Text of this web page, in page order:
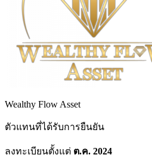
Wealthy Flow Asset
ตัวแทนที่ได้รับการยืนยัน
ลงทะเบียนตั้งแต่ ต.ค. 2024